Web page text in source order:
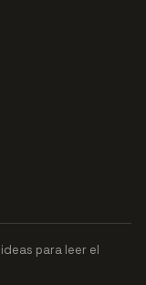
para leer el